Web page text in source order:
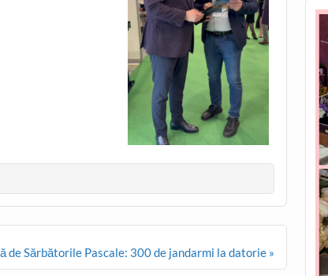
de Sărbătorile Pascale: 300 de jandarmi la datorie »